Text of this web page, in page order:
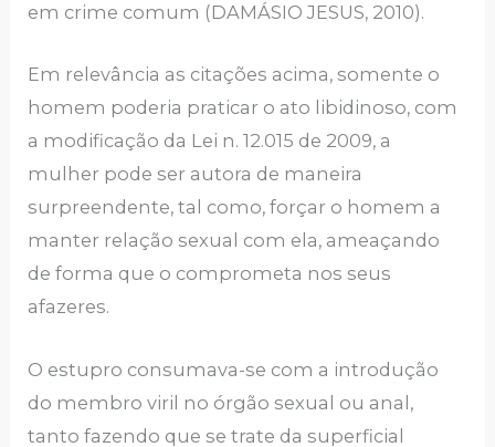
em crime comum (DAMÁSIO JESUS, 2010).
Em relevância as citações acima, somente o
homem poderia praticar o ato libidinoso, com
a modificação da Lei n. 12.015 de 2009, a
mulher pode ser autora de maneira
surpreendente, tal como, forçar o homem a
manter relação sexual com ela, ameaçando
de forma que o comprometa nos seus
afazeres.
O estupro consumava-se com a introdução
do membro viril no órgão sexual ou anal,
tanto fazendo que se trate da superficial